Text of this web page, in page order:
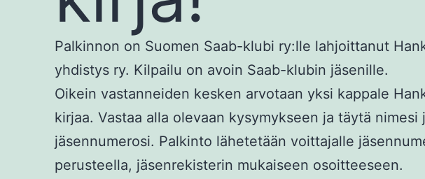
Palkinnon on Suomen Saab-klubi ry:lle lahjoittanut
yhdistys ry. Kilpailu on avoin Saab-klubin jäsenille.
Oikein vastanneiden kesken arvotaan yksi kappale
kirjaa. Vastaa alla olevaan kysymykseen ja täytä nimesi
jäsennumerosi. Palkinto lähetetään voittajalle
perusteella, jäsenrekisterin mukaiseen osoitteeseen.